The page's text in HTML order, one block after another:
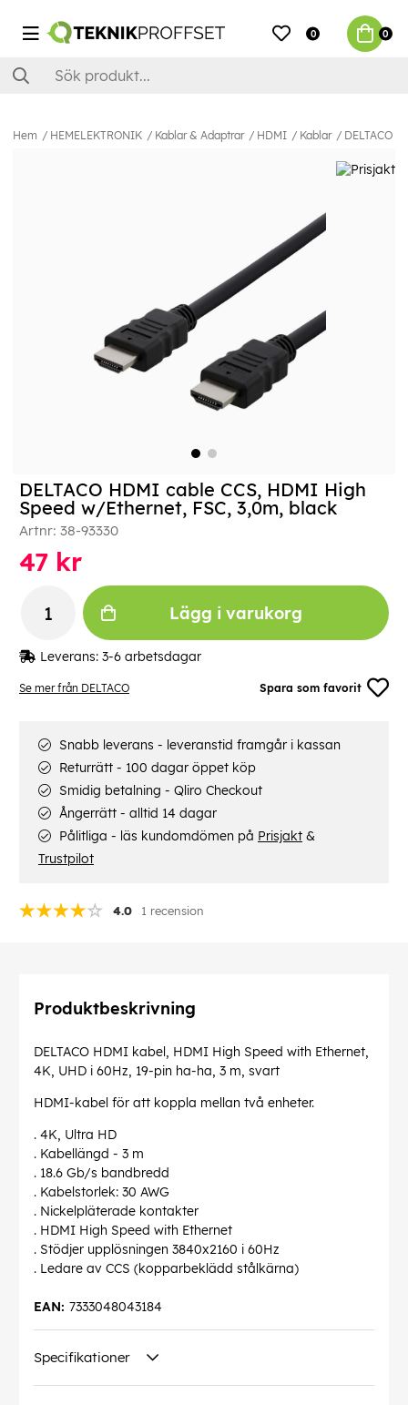
0 0
Hem HEMELEKTRONIK Kablar & Adaptrar HDMI Kablar DELTACO
Se mer från DELTACO Spara som favorit
DELTACO HDMI cable CCS, HDMI High
Speed w/Ethernet, FSC, 3,0m, black
Artnr: 38-93330
4.0 1 recension
47 kr
Lägg i varukorg
Leverans: 3-6 arbetsdagar
Snabb leverans - leveranstid framgår i kassan
Returrätt - 100 dagar öppet köp
Smidig betalning - Qliro Checkout
Ångerrätt - alltid 14 dagar
Pålitliga - läs kundomdömen på Prisjakt &
Trustpilot
Produktbeskrivning
DELTACO HDMI kabel, HDMI High Speed with Ethernet,
4K, UHD i 60Hz, 19-pin ha-ha, 3 m, svart
HDMI-kabel för att koppla mellan två enheter.
. 4K, Ultra HD
. Kabellängd - 3 m
. 18.6 Gb/s bandbredd
. Kabelstorlek: 30 AWG
. Nickelpläterade kontakter
. HDMI High Speed with Ethernet
. Stödjer upplösningen 3840x2160 i 60Hz
. Ledare av CCS (kopparbeklädd stålkärna)
7333048043184
EAN:
Specifikationer